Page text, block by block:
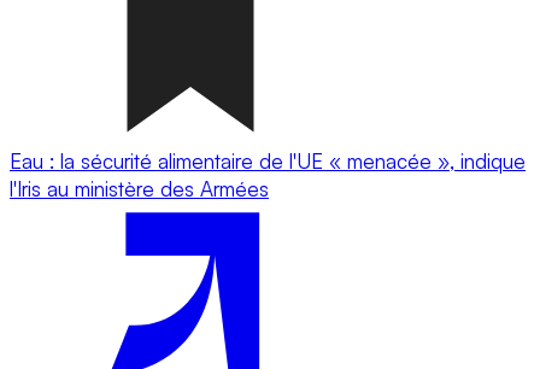
Eau : la sécurité alimentaire de l'UE « menacée », indique
l'Iris au ministère des Armées